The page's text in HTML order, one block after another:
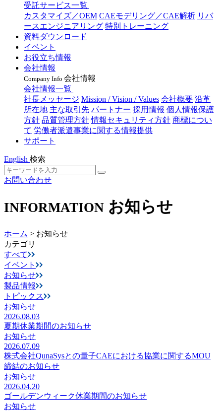
受託サービス一覧
カスタマイズ／OEM CAEモデリング／CAE解析 リバ
ースエンジニアリング 特別トレーニング
資料ダウンロード
イベント
お役立ち情報
会社情報
Company Info 会社情報
会社情報一覧
社長メッセージ Mission / Vision / Values 会社概要 沿革
所在地 主な取引先 パートナー 採用情報 個人情報保護
方針 品質管理方針 情報セキュリティ方針 商標につい
て 労働者派遣事業に関する情報提供
サポート
English 検索
お問い合わせ
INFORMATION お知らせ
ホーム > お知らせ
カテゴリ
すべて
イベント
お知らせ
製品情報
トピックス
お知らせ
2026.08.03
夏期休業期間のお知らせ
お知らせ
2026.07.09
株式会社QunaSysとの量子CAEにおける協業に関するMOU
締結のお知らせ
お知らせ
2026.04.20
ゴールデンウィーク休業期間のお知らせ
お知らせ